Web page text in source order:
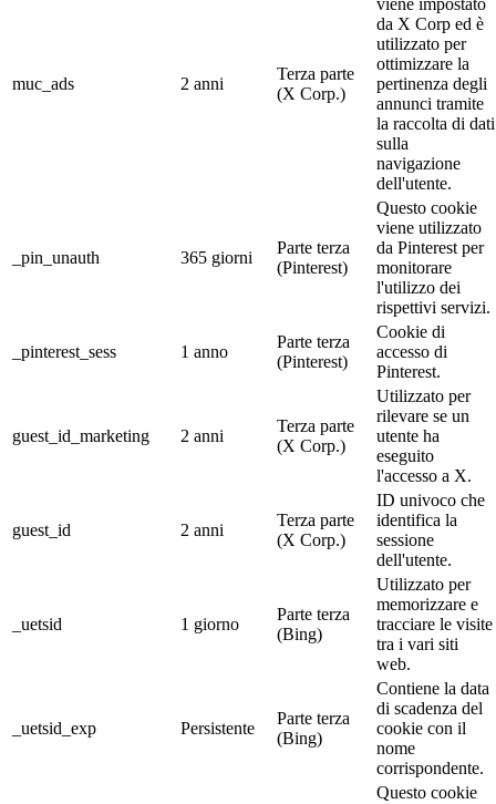
muc_ads 2 anni
Terza parte
(X Corp.)
viene impostato
da X Corp ed è
utilizzato per
ottimizzare la
pertinenza degli
annunci tramite
la raccolta di dati
sulla
navigazione
dell'utente.
_pin_unauth 365 giorni
Parte terza
(Pinterest)
Questo cookie
viene utilizzato
da Pinterest per
monitorare
l'utilizzo dei
rispettivi servizi.
_pinterest_sess 1 anno
Parte terza
(Pinterest)
Cookie di
accesso di
Pinterest.
guest_id_marketing 2 anni
Terza parte
(X Corp.)
Utilizzato per
rilevare se un
utente ha
eseguito
l'accesso a X.
guest_id 2 anni
Terza parte
(X Corp.)
ID univoco che
identifica la
sessione
dell'utente.
_uetsid 1 giorno
Parte terza
(Bing)
Utilizzato per
memorizzare e
tracciare le visite
tra i vari siti
web.
_uetsid_exp Persistente
Parte terza
(Bing)
Contiene la data
di scadenza del
cookie con il
nome
corrispondente.
Questo cookie